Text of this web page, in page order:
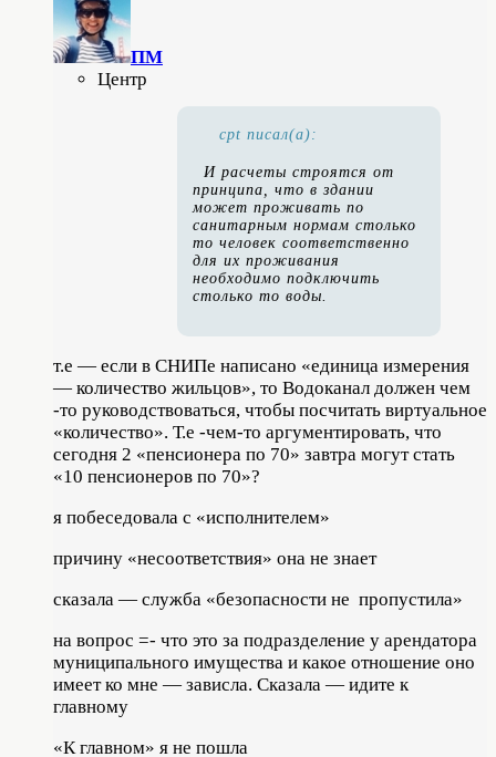
ПМ
Центр
cpt писал(а):
И расчеты строятся от
принципа, что в здании
может проживать по
санитарным нормам столько
то человек соответственно
для их проживания
необходимо подключить
столько то воды.
т.е — если в СНИПе написано «единица измерения
— количество жильцов», то Водоканал должен чем
-то руководствоваться, чтобы посчитать виртуальное
«количество». Т.е -чем-то аргументировать, что
сегодня 2 «пенсионера по 70» завтра могут стать
«10 пенсионеров по 70»?
я побеседовала с «исполнителем»
причину «несоответствия» она не знает
сказала — служба «безопасности не пропустила»
на вопрос =- что это за подразделение у арендатора
муниципального имущества и какое отношение оно
имеет ко мне — зависла. Сказала — идите к
главному
«К главном» я не пошла